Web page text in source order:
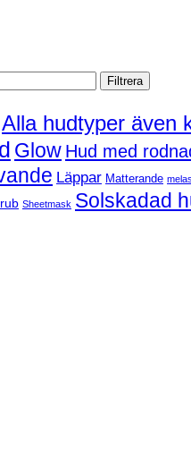
Filtrera
Alla hudtyper även
Glow Hud med
Läppar Matterande
Sheetmask Solskadad